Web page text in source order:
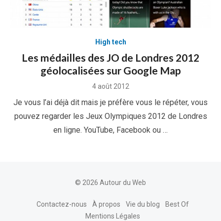
High tech
Les médailles des JO de Londres 2012
géolocalisées sur Google Map
Posted
4 août 2012
Je vous l’ai déjà dit mais je préfère vous le répéter, vous
pouvez regarder les Jeux Olympiques 2012 de Londres
en ligne. YouTube, Facebook ou …
© 2026 Autour du Web
Contactez-nous À propos Vie du blog
Best Of
Mentions Légales